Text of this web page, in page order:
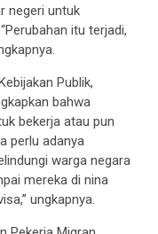
negeri untuk
itu terjadi,
Publik,
bahwa
bekerja atau pun
perlu adanya
warga negara
mereka di nina
ungkapnya.